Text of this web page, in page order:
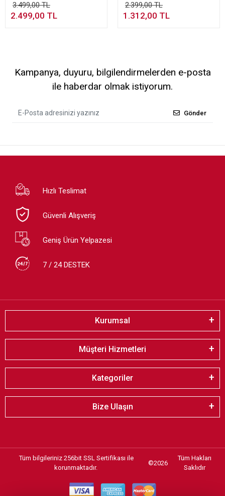
3.499,00 TL
2.499,00 TL
2.399,00 TL
1.312,00 TL
Kampanya, duyuru, bilgilendirmelerden e-posta
ile haberdar olmak istiyorum.
Gönder
Hızlı Teslimat
Güvenli Alışveriş
Geniş Ürün Yelpazesi
7 / 24 DESTEK
Kurumsal
Müşteri Hizmetleri
Kategoriler
Bize Ulaşın
Tüm bilgileriniz 256bit SSL Sertifikası ile
korunmaktadır.
©2026
Tüm Hakları
Saklıdır